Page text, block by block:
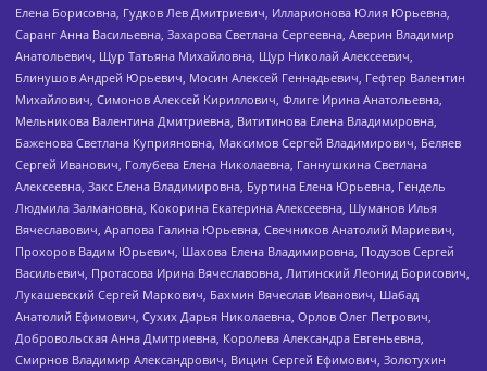
Елена Борисовна, Гудков Лев Дмитриевич, Илларионова Юлия Юрьевна,
Саранг Анна Васильевна, Захарова Светлана Сергеевна, Аверин Владимир
Анатольевич, Щур Татьяна Михайловна, Щур Николай Алексеевич,
Блинушов Андрей Юрьевич, Мосин Алексей Геннадьевич, Гефтер Валентин
Михайлович, Симонов Алексей Кириллович, Флиге Ирина Анатольевна,
Мельникова Валентина Дмитриевна, Вититинова Елена Владимировна,
Баженова Светлана Куприяновна, Максимов Сергей Владимирович, Беляев
Сергей Иванович, Голубева Елена Николаевна, Ганнушкина Светлана
Алексеевна, Закс Елена Владимировна, Буртина Елена Юрьевна, Гендель
Людмила Залмановна, Кокорина Екатерина Алексеевна, Шуманов Илья
Вячеславович, Арапова Галина Юрьевна, Свечников Анатолий Мариевич,
Прохоров Вадим Юрьевич, Шахова Елена Владимировна, Подузов Сергей
Васильевич, Протасова Ирина Вячеславовна, Литинский Леонид Борисович,
Лукашевский Сергей Маркович, Бахмин Вячеслав Иванович, Шабад
Анатолий Ефимович, Сухих Дарья Николаевна, Орлов Олег Петрович,
Добровольская Анна Дмитриевна, Королева Александра Евгеньевна,
Смирнов Владимир Александрович, Вицин Сергей Ефимович, Золотухин